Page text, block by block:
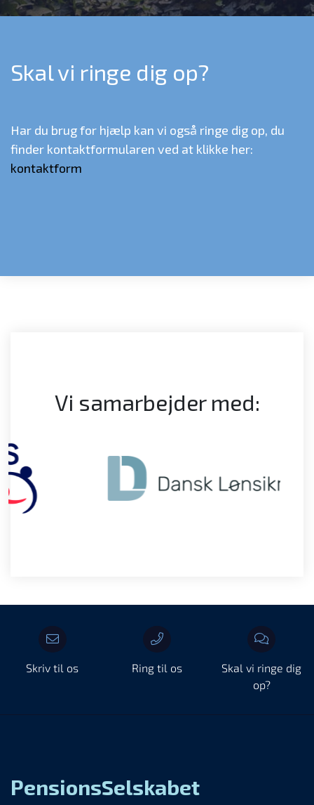
Skal vi ringe dig op?
Har du brug for hjælp kan vi også ringe dig op, du
finder kontaktformularen ved at klikke her:
kontaktform
Vi samarbejder med:
Skriv til os Ring til os
Skal vi ringe dig
op?
PensionsSelskabet